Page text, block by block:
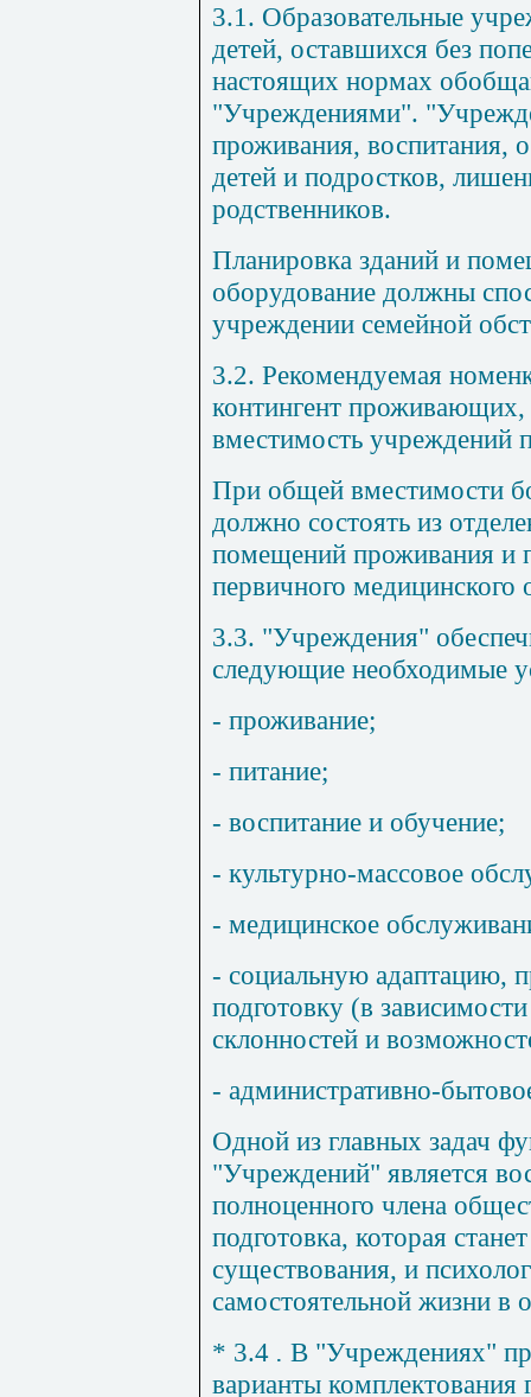
3.1. Образовательные
детей, оставшихся без
настоящих нормах
"Учреждениями".
проживания, воспитания,
детей и подростков,
родственников.
Планировка зданий и
оборудование должны
учреждении семейной
3.2. Рекомендуемая
контингент проживающих,
вместимость учреждений
При общей вместимости
должно состоять из
помещений проживания и
первичного медицинского
3.3. "Учреждения"
следующие необходимые
- проживание;
- питание;
- воспитание и обучение;
- культурно-массовое
- медицинское
- социальную адаптацию,
подготовку (в
склонностей и
- административно-
Одной из главных задач
"Учреждений" является
полноценного члена
подготовка, которая
существования, и
самостоятельной жизни в
* 3.4 . В "Учреждениях"
варианты комплектования